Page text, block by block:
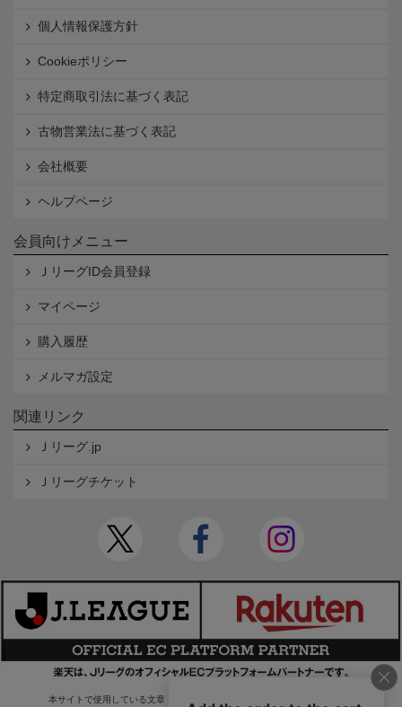
個人情報保護方針
Cookieポリシー
特定商取引法に基づく表記
古物営業法に基づく表記
会社概要
ヘルプページ
会員向けメニュー
ＪリーグID会員登録
マイページ
購入履歴
メルマガ設定
関連リンク
Ｊリーグ.jp
Ｊリーグチケット
本サイトで使用している文章・画像等の無断での複製・転載を禁止します。